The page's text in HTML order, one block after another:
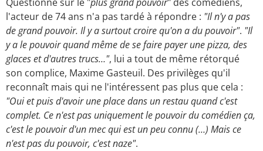
l'acteur de 74 ans n'a pas tardé à répondre : "Il n'y a pas
de grand pouvoir. Il y a surtout croire qu'on a du pouvoir". "Il
y a le pouvoir quand même de se faire payer une pizza, des
glaces et d'autres trucs…", lui a tout de même rétorqué
son complice, Maxime Gasteuil. Des privilèges qu'il
reconnaît mais qui ne l'intéressent pas plus que cela :
"Oui et puis d'avoir une place dans un restau quand c'est
complet. Ce n'est pas uniquement le pouvoir du comédien ça,
c'est le pouvoir d'un mec qui est un peu connu (…) Mais ce
n'est pas du pouvoir, c'est naze".